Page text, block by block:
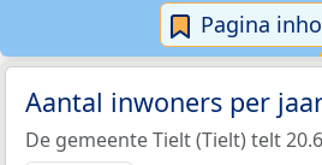
Pagina
Aantal inwoners per
De gemeente Tielt (Tielt) telt